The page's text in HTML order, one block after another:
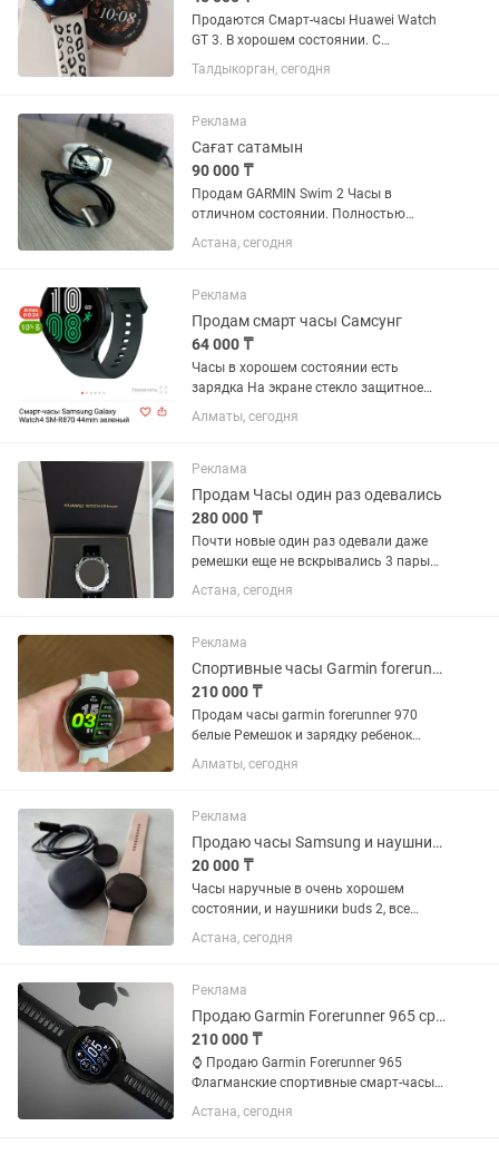
Продаются Смарт-часы Huawei Watch
GT 3. В хорошем состоянии. С
коробкой, зарядкой, ремешком.
Отлично работают, батарею держит 6-
Талдыкорган, сегодня
Реклама
Сағат сатамын
90 000 ₸
Продам GARMIN Swim 2 Часы в
отличном состоянии. Полностью
исправны, работают без каких-либо
проблем. ✅ Без царапин ✅ В ремонте
отлично ✅ Аккумулятор держит
заряд...
Астана, сегодня
Реклама
Продам смарт часы Самсунг
64 000 ₸
Часы в хорошем состоянии есть
зарядка На экране стекло защитное
Работают отлично все функции есть
сообщение Календарь пульс покупали
Лежат без дело
Алматы, сегодня
Реклама
Продам Часы один раз одевались
280 000 ₸
Почти новые один раз одевали даже
ремешки еще не вскрывались 3 пары
ремешков цена на каспи 329.000
Астана, сегодня
Реклама
Спортивные часы Garmin forerunner 970 белые
210 000 ₸
Продам часы garmin forerunner 970
белые Ремешок и зарядку ребенок
порезал. Часы новые, подарили на
день рождения. Особо не носил, все
Алматы, сегодня
Реклама
Продаю часы Samsung и наушники buds 2
20 000 ₸
Часы наручные в очень хорошем
состоянии, и наушники buds 2, все
работает.
Астана, сегодня
Реклама
Продаю Garmin Forerunner 965 срочно
210 000 ₸
⌚ Продаю Garmin Forerunner 965
Флагманские спортивные смарт-часы
Garmin в отличном состоянии. ✅
Подойдут для бега, велоспорта,
Астана, сегодня